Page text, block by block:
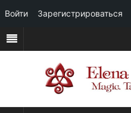
Войти Зарегистрироваться